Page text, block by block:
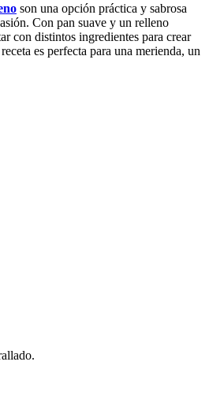
son una opción práctica y sabrosa
Con pan suave y un relleno
con distintos ingredientes para crear
es perfecta para una merienda, un